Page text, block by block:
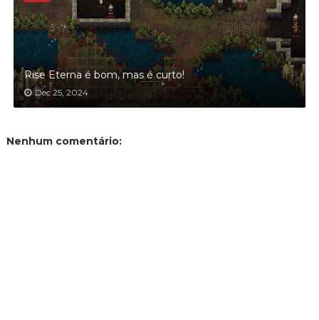
Rise Eterna é bom, mas é curto!
Dec 25, 2024
Nenhum comentário: